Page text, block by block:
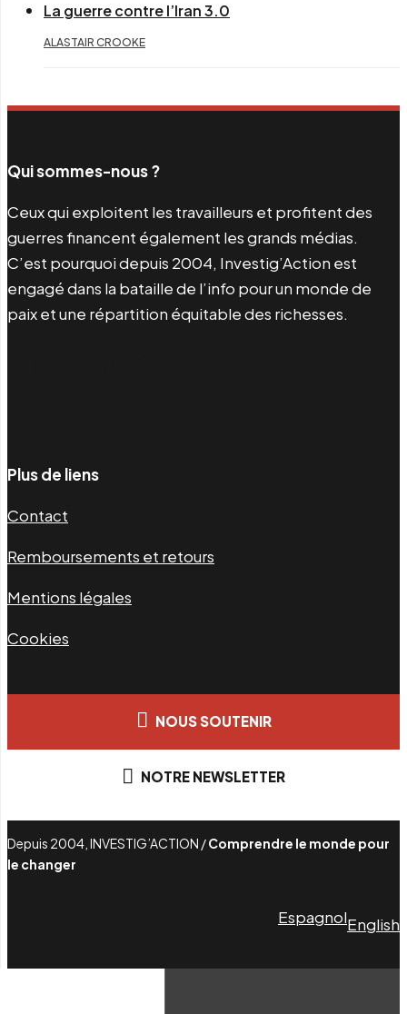
La guerre contre l’Iran 3.0
ALASTAIR CROOKE
Qui sommes-nous ?
Ceux qui exploitent les travailleurs et profitent des
guerres financent également les grands médias.
C’est pourquoi depuis 2004, Investig’Action est
engagé dans la bataille de l’info pour un monde de
paix et une répartition équitable des richesses.
Plus de liens
Contact
Remboursements et retours
Mentions légales
Cookies
NOUS SOUTENIR
NOTRE NEWSLETTER
Depuis 2004, INVESTIG’ACTION /Comprendre le monde pour
le changer
EspagnolEnglish